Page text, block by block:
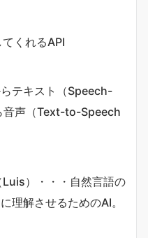
くれるAPI
テキスト（Speech-
音声（Text-to-Speech
）・・・自然言語の
理解させるためのAI。